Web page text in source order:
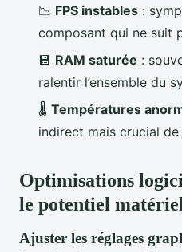
📉 FPS instables :
composant qui ne suit
💾 RAM saturée :
ralentir l’ensemble du
🌡️ Températures
indirect mais crucial
Optimisations
le potentiel
Ajuster les réglages